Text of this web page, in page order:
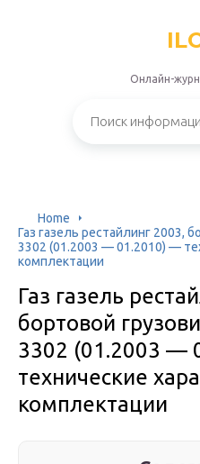
Онлайн-
Home
Газ газель рестайлинг 2003,
3302 (01.2003 — 01.2010) —
комплектации
Газ газель
бортовой
3302 (01.2003 —
технические
комплектации